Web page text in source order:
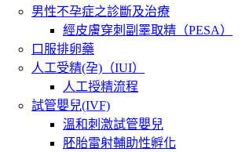
男性不孕症之診斷及治療
經皮膚穿刺副睪取精（PESA）
口服排卵藥
人工受精(孕)（IUI）
人工授精流程
試管嬰兒(IVF)
溫和刺激試管嬰兒
胚胎雷射輔助性孵化